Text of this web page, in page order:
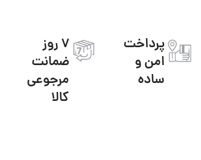
پرداخت
امن و
ساده
7 روز
ضمانت
مرجوعی
کالا